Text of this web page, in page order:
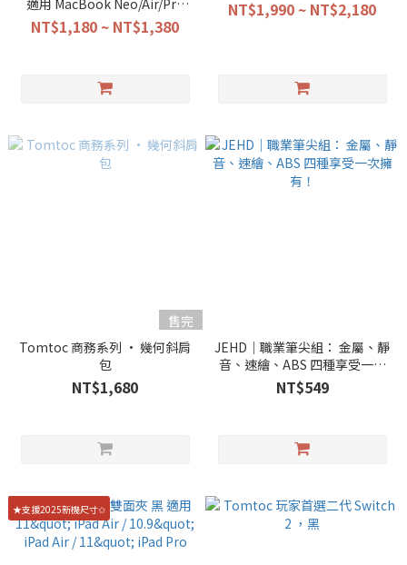
適用 MacBook Neo/Air/Pro
13/14/15/16吋
NT$1,180 ~ NT$1,380
NT$1,990 ~ NT$2,180
售完
Tomtoc 商務系列 • 幾何斜肩
包
NT$1,680
JEHD｜職業筆尖組： 金屬、靜
音、速繪、ABS 四種享受一次
擁有！
NT$549
★支援2025新機尺寸✩